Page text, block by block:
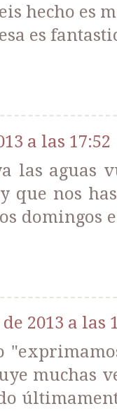
hecho es
es
a las 17:52
las aguas
que nos
domingos
2013 a las
muchas